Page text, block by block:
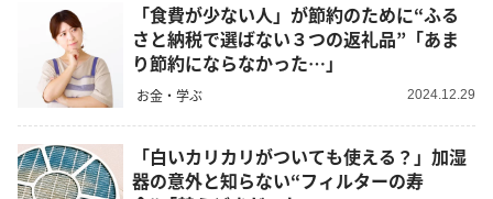
「食費が少ない人」が節約のために“ふる
さと納税で選ばない３つの返礼品”「あま
り節約にならなかった…」
お金・学ぶ 2024.12.29
「白いカリカリがついても使える？」加湿
器の意外と知らない“フィルターの寿